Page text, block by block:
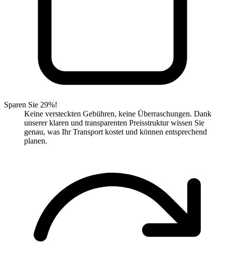
Sparen Sie 29%!
Keine versteckten Gebühren, keine Überraschungen. Dank
unserer klaren und transparenten Preisstruktur wissen Sie
genau, was Ihr Transport kostet und können entsprechend
planen.